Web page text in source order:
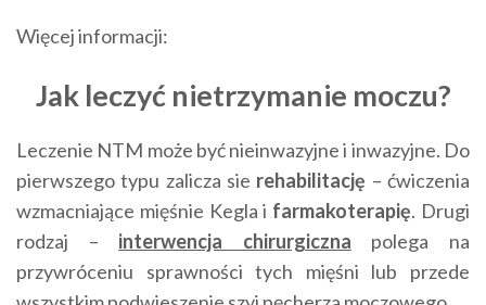
Więcej informacji:
Jak leczyć nietrzymanie moczu?
Leczenie NTM może być nieinwazyjne i inwazyjne. Do
pierwszego typu zalicza sie rehabilitację – ćwiczenia
wzmacniające mięśnie Kegla i farmakoterapię. Drugi
rodzaj – interwencja chirurgiczna polega na
przywróceniu sprawności tych mięśni lub przede